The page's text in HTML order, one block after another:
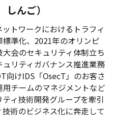
んご）
トワークにおけるトラフィ
準化、2021年のオリンピ
会のセキュリティ体制立ち
リティガバナンス推進業務
向けIDS「OsecT」のお客さ
チームのマネジメントなど
ィ技術開発グループを牽引
術のビジネス化に奔走して